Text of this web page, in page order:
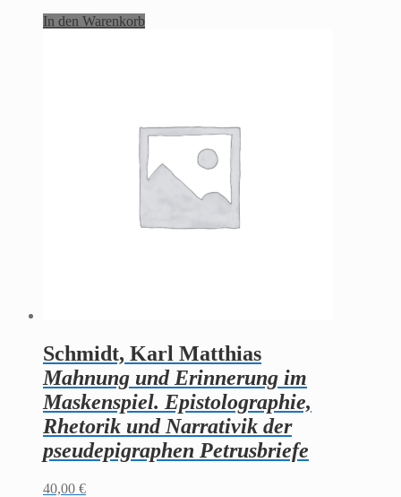
In den Warenkorb
Schmidt, Karl Matthias
Mahnung und Erinnerung im
Maskenspiel. Epistolographie,
Rhetorik und Narrativik der
pseudepigraphen Petrusbriefe
40,00 €